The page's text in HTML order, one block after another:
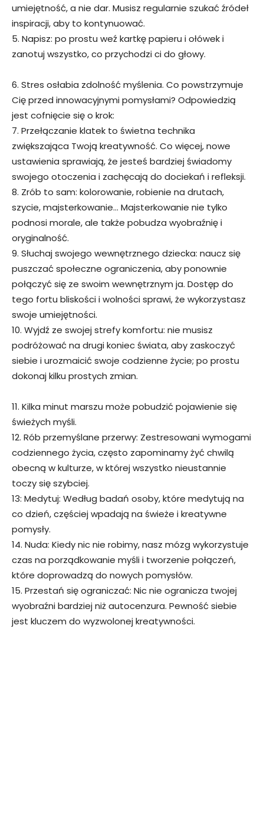
umiejętność, a nie dar. Musisz regularnie szukać źródeł
inspiracji, aby to kontynuować.
5. Napisz: po prostu weź kartkę papieru i ołówek i
zanotuj wszystko, co przychodzi ci do głowy.
6. Stres osłabia zdolność myślenia. Co powstrzymuje
Cię przed innowacyjnymi pomysłami? Odpowiedzią
jest cofnięcie się o krok:
7. Przełączanie klatek to świetna technika
zwiększająca Twoją kreatywność. Co więcej, nowe
ustawienia sprawiają, że jesteś bardziej świadomy
swojego otoczenia i zachęcają do dociekań i refleksji.
8. Zrób to sam: kolorowanie, robienie na drutach,
szycie, majsterkowanie… Majsterkowanie nie tylko
podnosi morale, ale także pobudza wyobraźnię i
oryginalność.
9. Słuchaj swojego wewnętrznego dziecka: naucz się
puszczać społeczne ograniczenia, aby ponownie
połączyć się ze swoim wewnętrznym ja. Dostęp do
tego fortu bliskości i wolności sprawi, że wykorzystasz
swoje umiejętności.
10. Wyjdź ze swojej strefy komfortu: nie musisz
podróżować na drugi koniec świata, aby zaskoczyć
siebie i urozmaicić swoje codzienne życie; po prostu
dokonaj kilku prostych zmian.
11. Kilka minut marszu może pobudzić pojawienie się
świeżych myśli.
12. Rób przemyślane przerwy: Zestresowani wymogami
codziennego życia, często zapominamy żyć chwilą
obecną w kulturze, w której wszystko nieustannie
toczy się szybciej.
13: Medytuj: Według badań osoby, które medytują na
co dzień, częściej wpadają na świeże i kreatywne
pomysły.
14. Nuda: Kiedy nic nie robimy, nasz mózg wykorzystuje
czas na porządkowanie myśli i tworzenie połączeń,
które doprowadzą do nowych pomysłów.
15. Przestań się ograniczać: Nic nie ogranicza twojej
wyobraźni bardziej niż autocenzura. Pewność siebie
jest kluczem do wyzwolonej kreatywności.